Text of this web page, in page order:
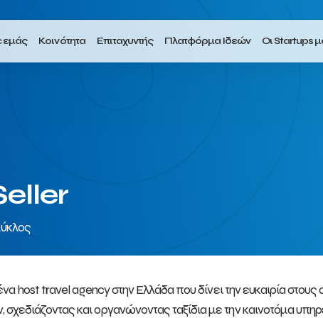
εμάς Κοινότητα Επιταχυντής Πλατφόρμα Ιδεών Οι Startups
host travel agency στην Ελλάδα που δίνει την ευκαιρία
και οργανώνοντας ταξίδια με την καινοτόμα